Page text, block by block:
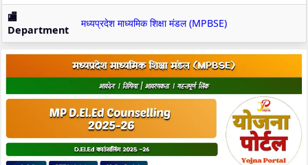
🏬
Department
मध्यप्रदेश माध्यमिक शिक्षा मंडल (MPBSE)